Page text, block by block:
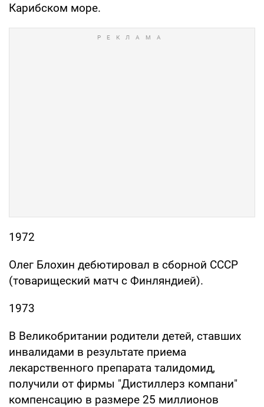
Карибском море.
1972
Олег Блохин дебютировал в сборной СССР
(товарищеский матч с Финляндией).
1973
В Великобритании родители детей, ставших
инвалидами в результате приема
лекарственного препарата талидомид,
получили от фирмы "Дистиллерз компани"
компенсацию в размере 25 миллионов